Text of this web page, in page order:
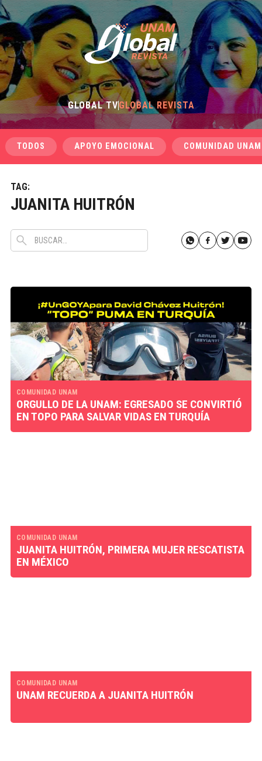
GLOBAL TVGLOBAL REVISTA
TODOS APOYO EMOCIONAL COMUNIDAD UNAM
TAG:
JUANITA HUITRÓN
COMUNIDAD UNAM
ORGULLO DE LA UNAM: EGRESADO SE CONVIRTIÓ
EN TOPO PARA SALVAR VIDAS EN TURQUÍA
COMUNIDAD UNAM
JUANITA HUITRÓN, PRIMERA MUJER RESCATISTA
EN MÉXICO
COMUNIDAD UNAM
UNAM RECUERDA A JUANITA HUITRÓN